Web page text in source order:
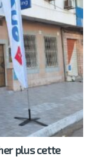
plus cette